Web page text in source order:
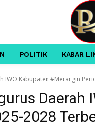
POLITIK KABAR
IWO Kabupaten #Merangin
Daerah
2028